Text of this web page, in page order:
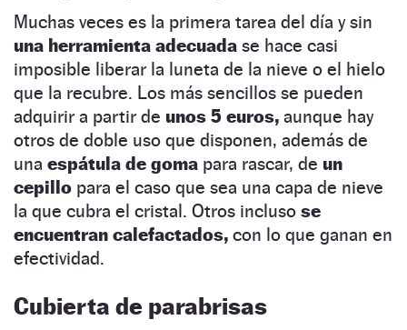
Muchas veces es la primera tarea del día y sin
una herramienta adecuada se hace casi
imposible liberar la luneta de la nieve o el hielo
que la recubre. Los más sencillos se pueden
adquirir a partir de unos 5 euros, aunque hay
otros de doble uso que disponen, además de
una espátula de goma para rascar, de un
cepillo para el caso que sea una capa de nieve
la que cubra el cristal. Otros incluso se
encuentran calefactados, con lo que ganan en
efectividad.
Cubierta de parabrisas